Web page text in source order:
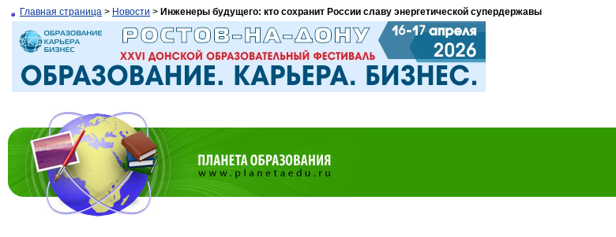
Главная страница > Новости > Инженеры будущего: кто сохранит России славу энергетической супердержавы